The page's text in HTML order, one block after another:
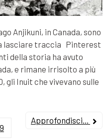
Anjikuni, in Canada, sono
lasciare traccia Pinterest
della storia ha avuto
e rimane irrisolto a più
gli Inuit che vivevano sulle
Approfondisci...